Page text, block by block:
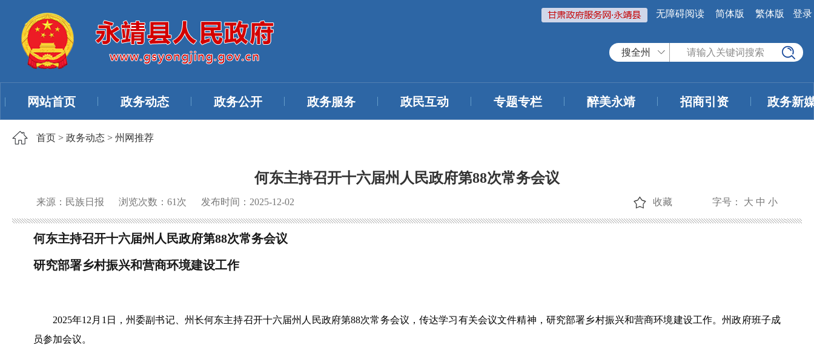
无障碍阅读 简体版 繁体版 登录
搜全州
网站首页 政务动态 政务公开 政务服务 政民互动 专题专栏 醉美永靖 招商引资 政务新
首页 > 政务动态 > 州网推荐
何东主持召开十六届州人民政府第88次常务会议
来源：民族日报 浏览次数： 61 次 发布时间：2025-12-02 字号： 大 中 小
收藏
何东主持召开十六届州人民政府第88次常务会议
研究部署乡村振兴和营商环境建设工作
2025年12月1日，州委副书记、州长何东主持召开十六届州人民政府第88次常务会议，传达学习有关会议文件精神，研究部署乡村振兴和营商环境建设工作。州政府班子成
员参加会议。